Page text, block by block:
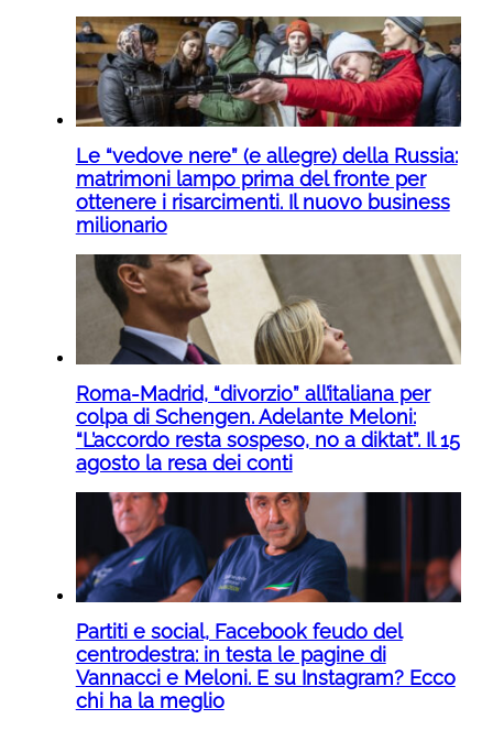
Le “vedove nere” (e allegre) della Russia:
matrimoni lampo prima del fronte per
ottenere i risarcimenti. Il nuovo business
milionario
Roma-Madrid, “divorzio” all’italiana per
colpa di Schengen. Adelante Meloni:
“L’accordo resta sospeso, no a diktat”. Il 15
agosto la resa dei conti
Partiti e social, Facebook feudo del
centrodestra: in testa le pagine di
Vannacci e Meloni. E su Instagram? Ecco
chi ha la meglio